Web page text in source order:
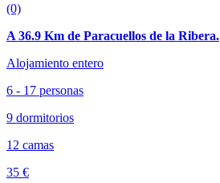
(0)
A 36.9 Km de Paracuellos de la Ribera.
Alojamiento entero
6 - 17 personas
9 dormitorios
12 camas
35 €